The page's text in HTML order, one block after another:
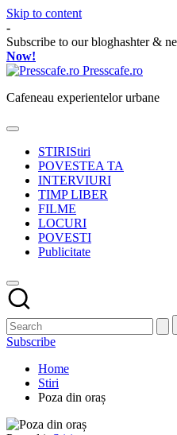
Skip to content
-
Subscribe to our bloghashter &
Now!
Presscafe.ro
Cafeneau experientelor urbane
STIRIStiri
POVESTEA TA
INTERVIURI
TIMP LIBER
FILME
LOCURI
POVESTI
Publicitate
Subscribe
Home
Stiri
Poza din oraș